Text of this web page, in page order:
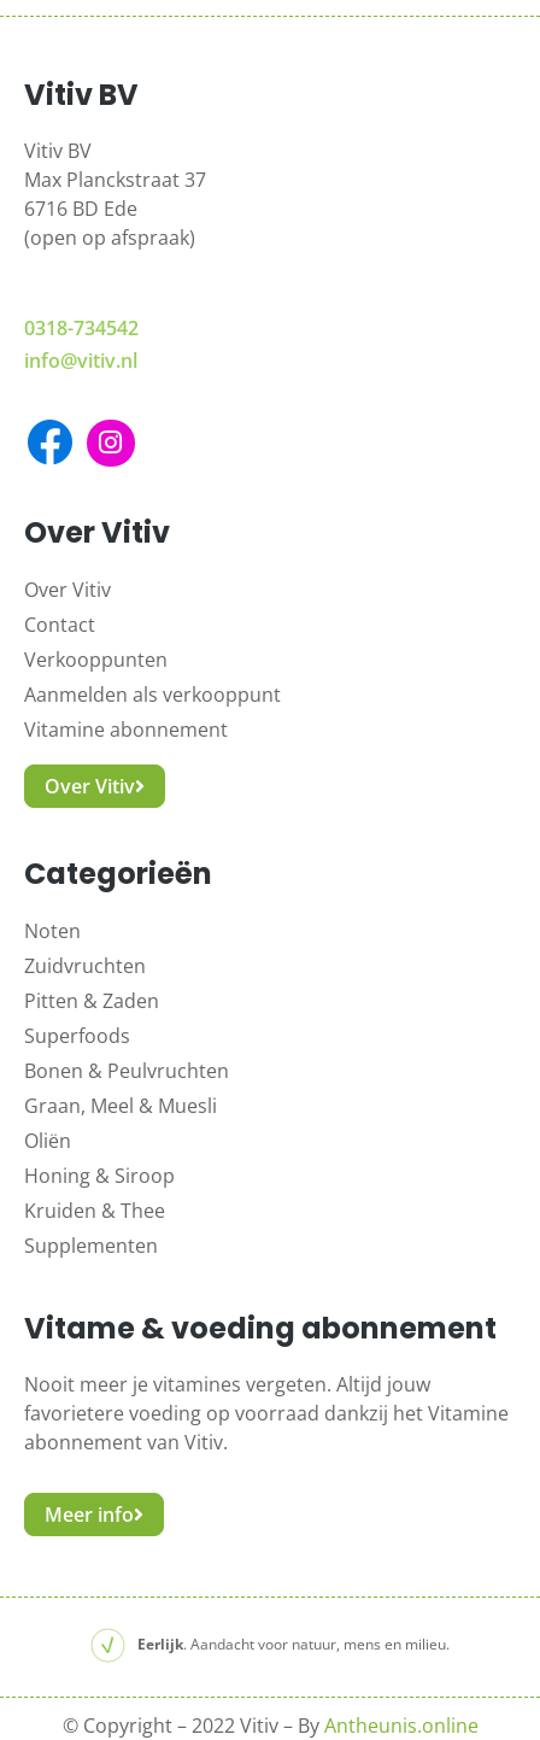
Vitiv BV
Vitiv BV
Max Planckstraat 37
6716 BD Ede
(open op afspraak)
0318-734542
info@vitiv.nl
Over Vitiv
Over Vitiv
Contact
Verkooppunten
Aanmelden als verkooppunt
Vitamine abonnement
Over Vitiv
Categorieën
Noten
Zuidvruchten
Pitten & Zaden
Superfoods
Bonen & Peulvruchten
Graan, Meel & Muesli
Oliën
Honing & Siroop
Kruiden & Thee
Supplementen
Vitame & voeding abonnement
Nooit meer je vitamines vergeten. Altijd jouw
favorietere voeding op voorraad dankzij het Vitamine
abonnement van Vitiv.
Meer info
Eerlijk. Aandacht voor natuur, mens en milieu.
© Copyright – 2022 Vitiv – ByAntheunis.online